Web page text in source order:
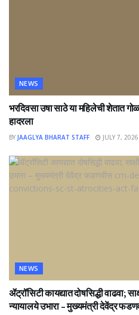
NEWS
भरदिवसा उषा साठे या महिलेची शेतात
हादरला
BY JAAGLYA BHARAT STAFF JULY 7, 2026
NEWS
ॲट्रॉसिटी कायद्यात दोषसिद्धी वाढवा;
न्यायालये उभारा – मुख्यमंत्री देवेंद्र